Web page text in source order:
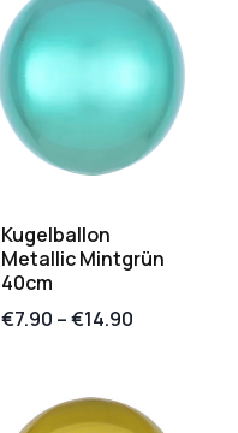
Kugelballon
Metallic Mintgrün
40cm
€7.90 –€14.90